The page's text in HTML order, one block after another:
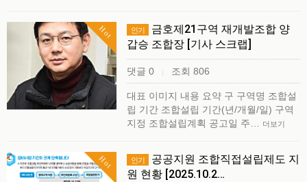
Hot 인기
금호제21구역 재개발조합 양
갑승 조합장 [기사 스크랩]
댓글 0 조회 806
대표 이미지 내용 요약 구 구역명 조합설
립 기간 조합설립 기간(년/개월/일) 구역
지정 조합설립계획 공고일 주… 더보기
Hot 인기
공공지원 조합직접설립제도 지
원 현황 [2025.10.2…